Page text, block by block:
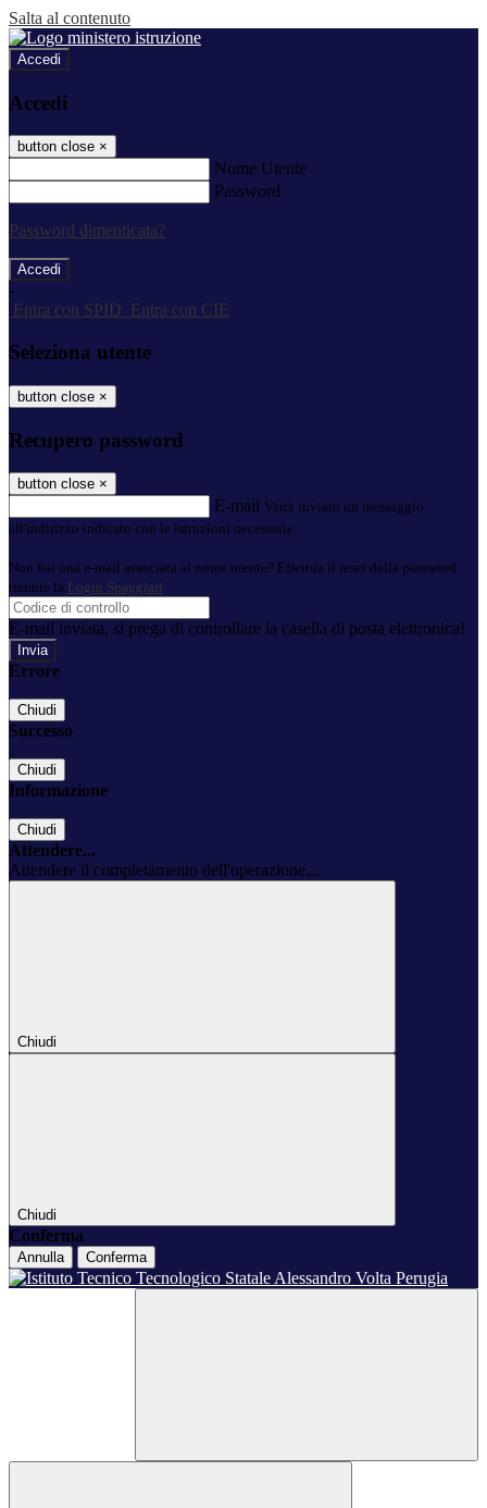
Salta al contenuto
Accedi
Accedi
button close ×
Nome Utente
Password
Password dimenticata?
-
Entra con SPID
Entra con CIE
Seleziona utente
button close ×
Recupero password
button close ×
E-mail Verrà inviato un messaggio
all'indirizzo indicato con le istruzioni necessarie.
Non hai una e-mail associata al nome utente? Effettua il reset della password
tramite la Login Spaggiari
E-mail inviata, si prega di controllare la casella di posta elettronica!
Errore
Chiudi
Successo
Chiudi
Informazione
Chiudi
Attendere...
Attendere il completamento dell'operazione...
Chiudi
Chiudi
Conferma
Annulla Conferma